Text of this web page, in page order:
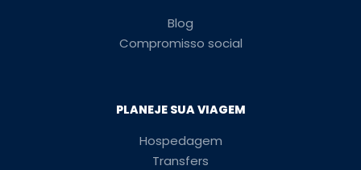
Blog
Compromisso social
PLANEJE SUA VIAGEM
Hospedagem
Transfers